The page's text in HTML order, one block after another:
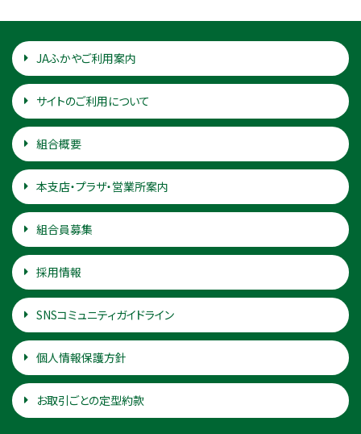
JAふかやご利用案内
サイトのご利用について
組合概要
本支店・プラザ・営業所案内
組合員募集
採用情報
SNSコミュニティガイドライン
個人情報保護方針
お取引ごとの定型約款